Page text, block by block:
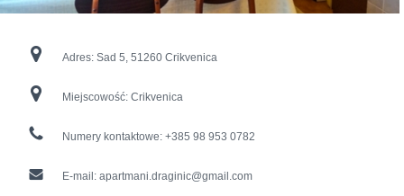
Adres: Sad 5, 51260 Crikvenica
Miejscowość: Crikvenica
Numery kontaktowe: +385 98 953 0782
E-mail: apartmani.draginic@gmail.com